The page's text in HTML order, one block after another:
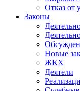
Отказ от
Законы
Новые
ЖКХ
Деятели